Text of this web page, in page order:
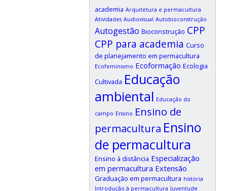
academia Arquitetura e permacultura
Atividades Audiovisual Autobioconstrução
Autogestão Bioconstrução CPP
CPP para academia Curso
de planejamento em permacultura
Ecofeminismo Ecoformação Ecologia
Cultivada Educação
ambiental Educação do
campo Ensino Ensino de
permacultura Ensino
de permacultura
Ensino à distância Especialização
em permacultura Extensão
Graduação em permacultura história
Introdução à permacultura Juventude